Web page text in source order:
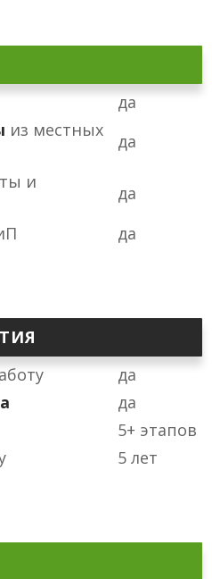
да
из местных
да
и
да
да
да
да
5+ этапов
5 лет